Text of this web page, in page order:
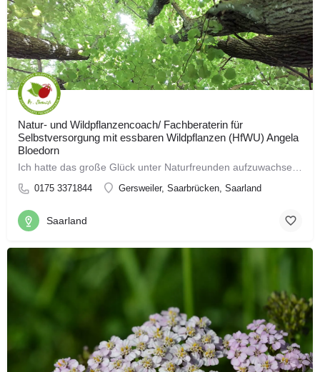
Natur- und Wildpflanzencoach/ Fachberaterin für
Selbstversorgung mit essbaren Wildpflanzen (HfWU) Angela
Bloedorn
0175 3371844 Gersweiler, Saarbrücken, Saarland
Saarland